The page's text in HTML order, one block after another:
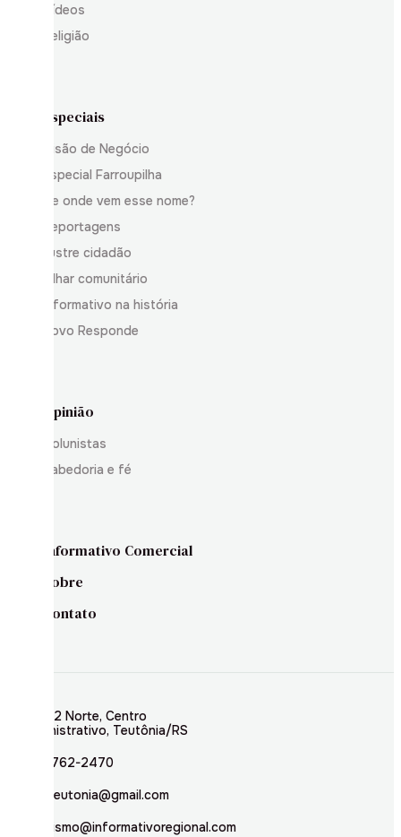
Vídeos
Religião
Especiais
Visão de Negócio
Especial Farroupilha
De onde vem esse nome?
Reportagens
Ilustre cidadão
Olhar comunitário
Informativo na história
Povo Responde
Opinião
Colunistas
Sabedoria e fé
Informativo Comercial
Sobre
Contato
Rua 02 Norte, Centro
Administrativo, Teutônia/RS
(51) 3762-2470
inforteutonia@gmail.com
jornalismo@informativoregional.com